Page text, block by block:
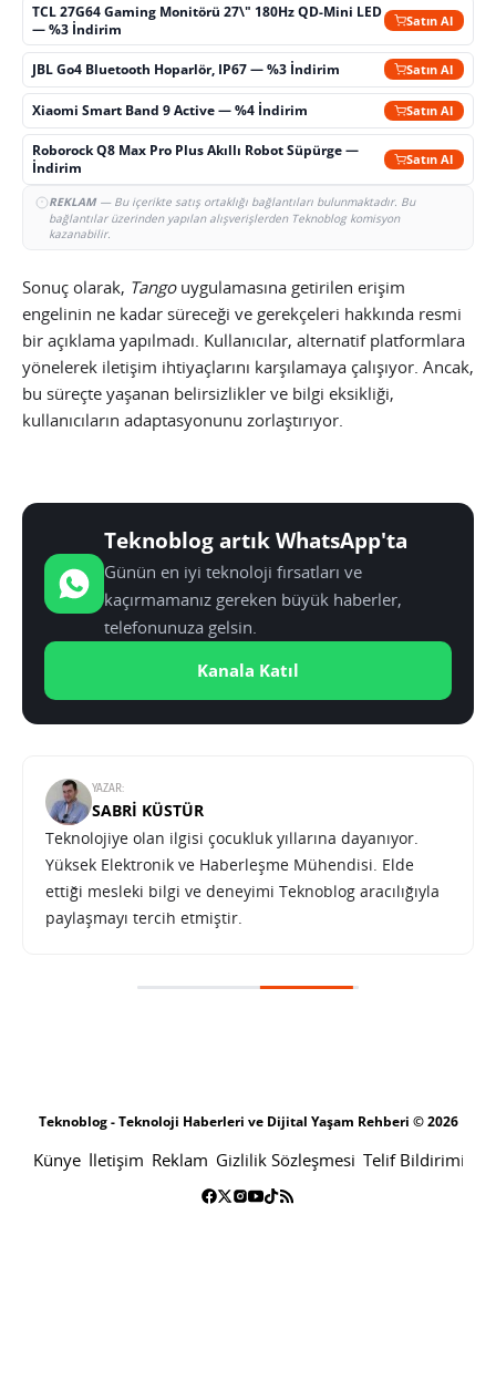
TCL 27G64 Gaming Monitörü 27\" 180Hz QD-Mini LED
— %3 İndirim
Satın Al
JBL Go4 Bluetooth Hoparlör, IP67 — %3 İndirim Satın Al
Xiaomi Smart Band 9 Active — %4 İndirim Satın Al
Roborock Q8 Max Pro Plus Akıllı Robot Süpürge —
İndirim
Satın Al
REKLAM— Bu içerikte satış ortaklığı bağlantıları bulunmaktadır. Bu
bağlantılar üzerinden yapılan alışverişlerden Teknoblog komisyon
kazanabilir.
Sonuç olarak, Tangouygulamasına getirilen erişim
engelinin ne kadar süreceği ve gerekçeleri hakkında resmi
bir açıklama yapılmadı. Kullanıcılar, alternatif platformlara
yönelerek iletişim ihtiyaçlarını karşılamaya çalışıyor. Ancak,
bu süreçte yaşanan belirsizlikler ve bilgi eksikliği,
kullanıcıların adaptasyonunu zorlaştırıyor.
Teknoblog artık WhatsApp'ta
Günün en iyi teknoloji fırsatları ve
kaçırmamanız gereken büyük haberler,
telefonunuza gelsin.
Kanala Katıl
YAZAR:
SABRI KÜSTÜR
Teknolojiye olan ilgisi çocukluk yıllarına dayanıyor.
Yüksek Elektronik ve Haberleşme Mühendisi. Elde
ettiği mesleki bilgi ve deneyimi Teknoblog aracılığıyla
paylaşmayı tercih etmiştir.
Teknoblog - Teknoloji Haberleri ve Dijital Yaşam Rehberi © 2026
Künye İletişim Reklam Gizlilik Sözleşmesi Telif Bildirimi